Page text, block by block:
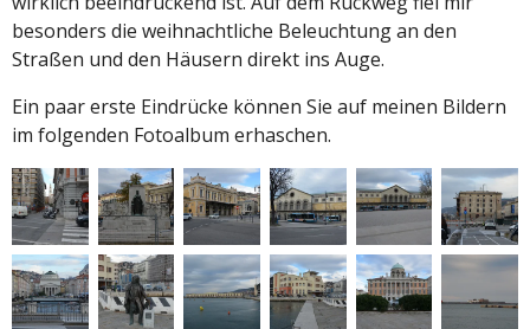
besonders die weihnachtliche Beleuchtung an den
Straßen und den Häusern direkt ins Auge.
Ein paar erste Eindrücke können Sie auf meinen Bildern
im folgenden Fotoalbum erhaschen.